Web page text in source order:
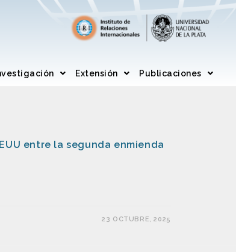
Extensión Publicaciones
entre la segunda enmienda
23 OCTUBRE, 2025